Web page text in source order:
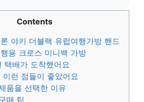
Contents
야키 더블랙 유럽여행가방 핸드
용 크로스 미니백 가방
택배가 도착했어요
런 점들이 좋았어요
품을 선택한 이유
매 팁